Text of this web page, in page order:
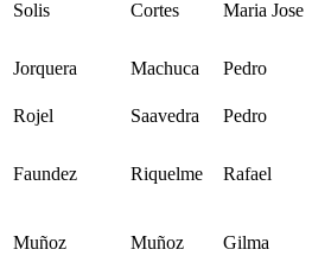
Solis Cortes Maria Jose
Jorquera Machuca Pedro
Rojel Saavedra Pedro
Faundez Riquelme Rafael
Muñoz Muñoz Gilma